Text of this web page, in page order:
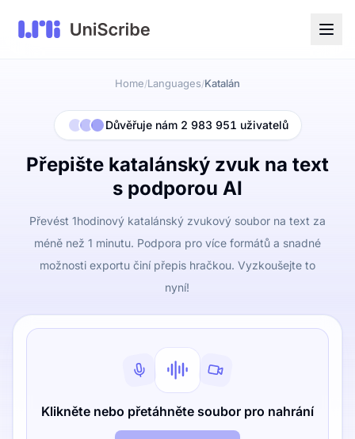
Home/Languages/Katalán
Důvěřuje nám 2 983 951 uživatelů
Přepište katalánský zvuk na text
s podporou AI
Převést 1hodinový katalánský zvukový soubor na text za
méně než 1 minutu. Podpora pro více formátů a snadné
možnosti exportu činí přepis hračkou. Vyzkoušejte to
nyní!
Klikněte nebo přetáhněte soubor pro nahrání